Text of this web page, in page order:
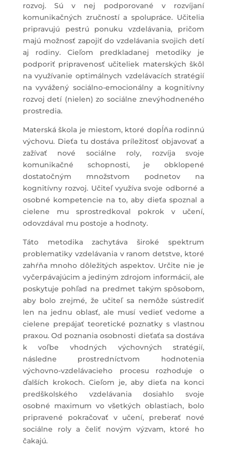
rozvoj. Sú v nej podporované v rozvíjaní
komunikačných zručností a spolupráce. Učitelia
pripravujú pestrú ponuku vzdelávania, pričom
majú možnosť zapojiť do vzdelávania svojich detí
aj rodiny. Cieľom predkladanej metodiky je
podporiť pripravenosť učiteliek materských škôl
na využívanie optimálnych vzdelávacích stratégií
na vyvážený sociálno-emocionálny a kognitívny
rozvoj detí (nielen) zo sociálne znevýhodneného
prostredia.
Materská škola je miestom, ktoré dopĺňa rodinnú
výchovu. Dieťa tu dostáva príležitosť objavovať a
zažívať nové sociálne roly, rozvíja svoje
komunikačné schopnosti, je obklopené
dostatočným množstvom podnetov na
kognitívny rozvoj. Učiteľ využíva svoje odborné a
osobné kompetencie na to, aby dieťa spoznal a
cielene mu sprostredkoval pokrok v učení,
odovzdával mu postoje a hodnoty.
Táto metodika zachytáva široké spektrum
problematiky vzdelávania v ranom detstve, ktoré
zahŕňa mnoho dôležitých aspektov. Určite nie je
vyčerpávajúcim a jediným zdrojom informácií, ale
poskytuje pohľad na predmet takým spôsobom,
aby bolo zrejmé, že učiteľ sa nemôže sústrediť
len na jednu oblasť, ale musí vedieť vedome a
cielene prepájať teoretické poznatky s vlastnou
praxou. Od poznania osobnosti dieťaťa sa dostáva
k voľbe vhodných výchovných stratégií,
následne prostredníctvom hodnotenia
výchovno-vzdelávacieho procesu rozhoduje o
ďalších krokoch. Cieľom je, aby dieťa na konci
predškolského vzdelávania dosiahlo svoje
osobné maximum vo všetkých oblastiach, bolo
pripravené pokračovať v učení, preberať nové
sociálne roly a čeliť novým výzvam, ktoré ho
čakajú.